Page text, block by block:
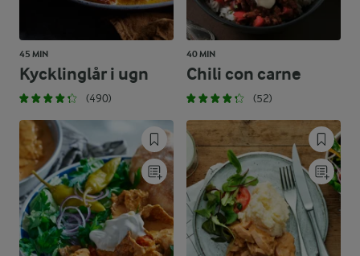
45 MIN
Kycklinglår i ugn
(490)
40 MIN
Chili con carne
(52)